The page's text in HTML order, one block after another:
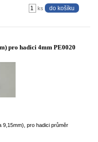
ks
pro hadici 4mm PE0020
9,15mm), pro hadici průměr